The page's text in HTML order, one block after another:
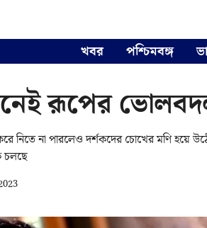
খবর পশ্চিমবঙ্গ
রূপের
নিতে না পারলেও দর্শকদের চোখের মণি হয়ে
চলছে